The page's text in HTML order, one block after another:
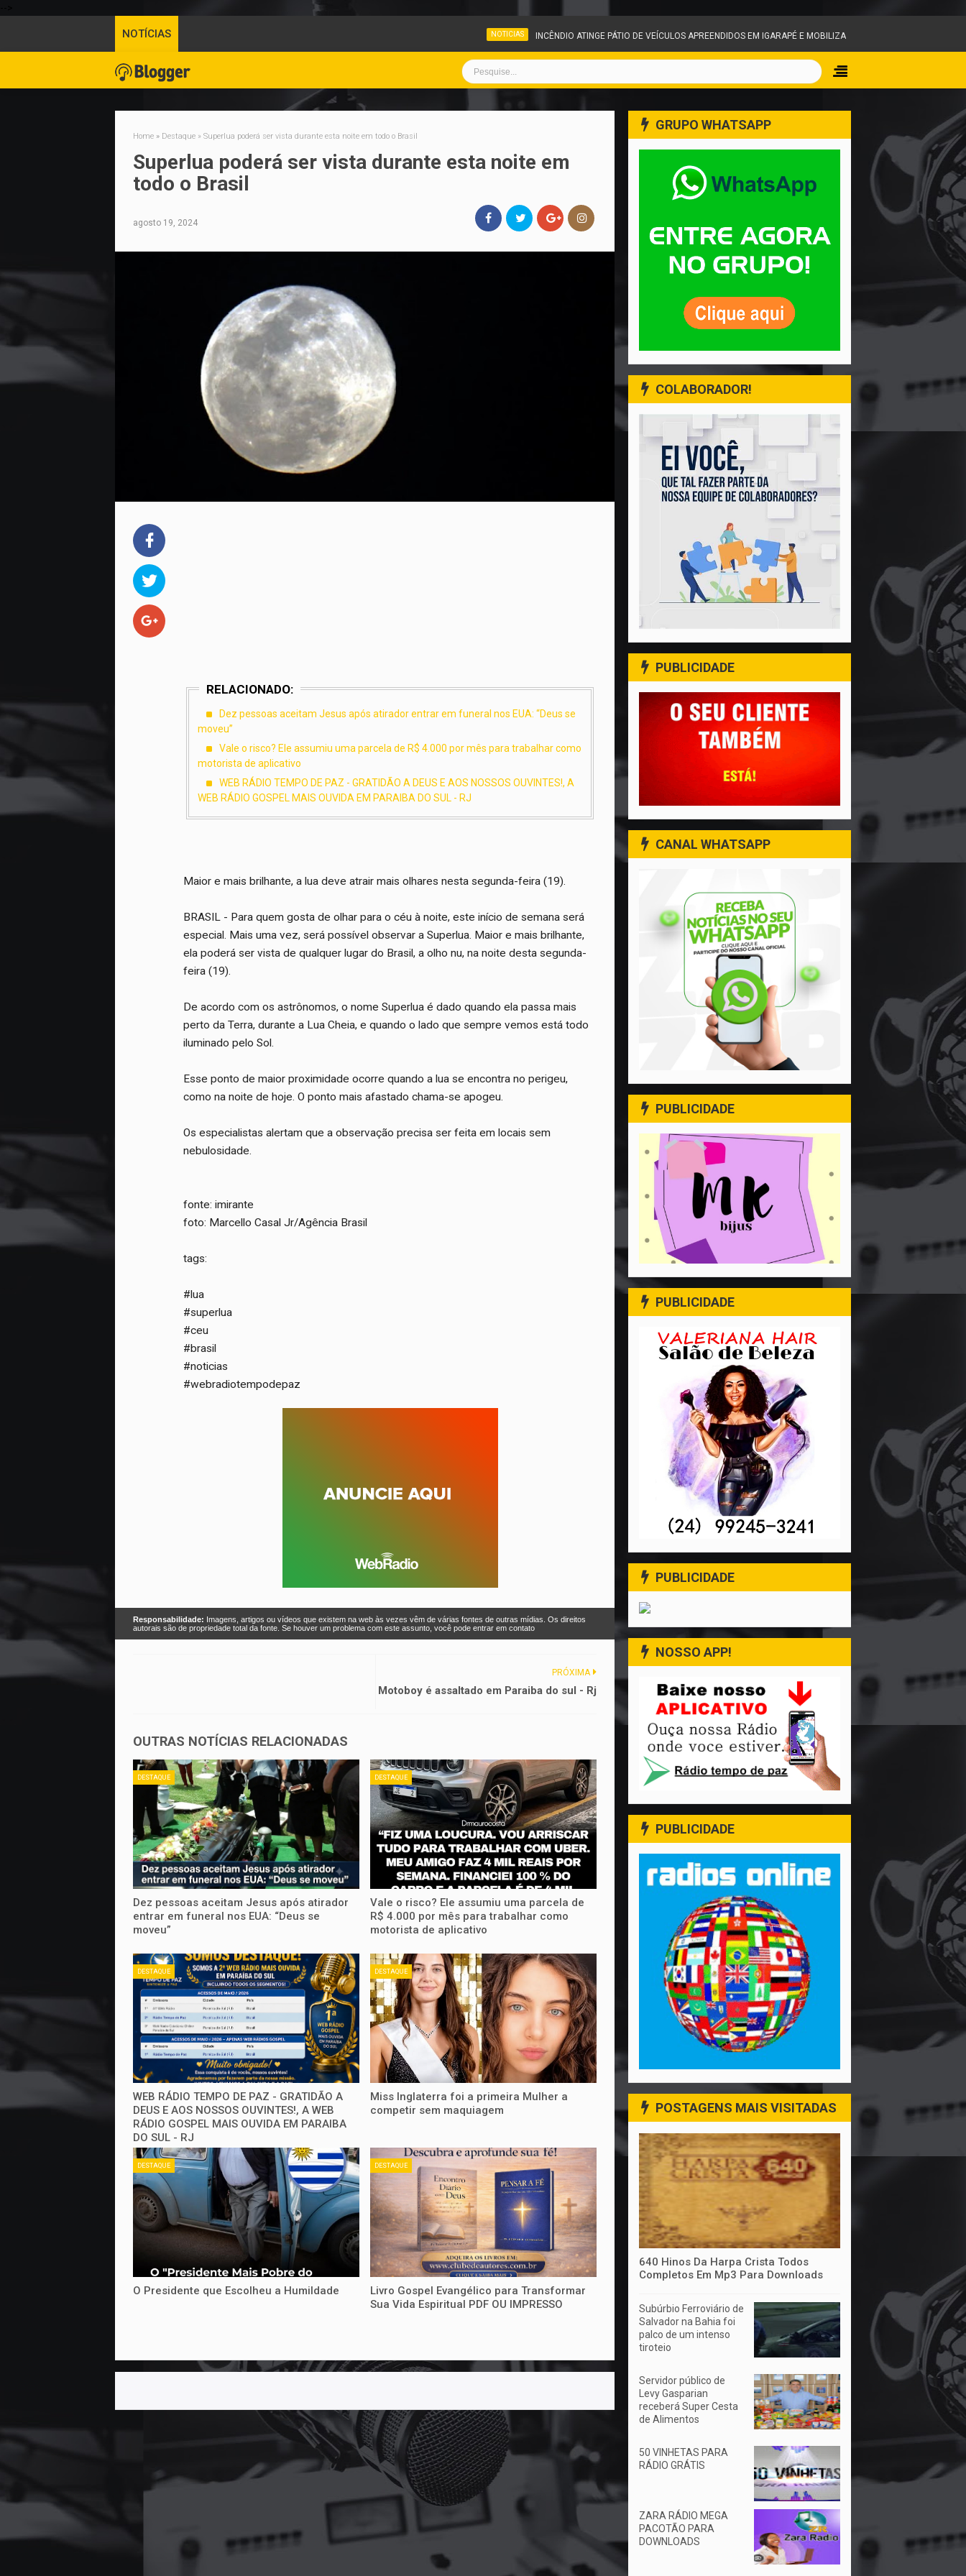
NOTÍCIAS INCÊNDIO ATINGE PÁTIO DE VEÍCULOS APREENDIDOS EM IGARAPÉ E MOBILIZA EQUIPES DO CORPO DE BOMBEIROS
Home » Destaque » Superlua poderá ser vista durante esta noite em todo o Brasil
Superlua poderá ser vista durante esta noite em
todo o Brasil
agosto 19, 2024
RELACIONADO:
Dez pessoas aceitam Jesus após atirador entrar em funeral nos EUA: “Deus se
moveu”
Vale o risco? Ele assumiu uma parcela de R$ 4.000 por mês para trabalhar como
motorista de aplicativo
WEB RÁDIO TEMPO DE PAZ - GRATIDÃO A DEUS E AOS NOSSOS OUVINTES!, A
WEB RÁDIO GOSPEL MAIS OUVIDA EM PARAIBA DO SUL - RJ
Maior e mais brilhante, a lua deve atrair mais olhares nesta segunda-feira (19).
BRASIL - Para quem gosta de olhar para o céu à noite, este início de semana será
especial. Mais uma vez, será possível observar a Superlua. Maior e mais brilhante,
ela poderá ser vista de qualquer lugar do Brasil, a olho nu, na noite desta segunda-
feira (19).
De acordo com os astrônomos, o nome Superlua é dado quando ela passa mais
perto da Terra, durante a Lua Cheia, e quando o lado que sempre vemos está todo
iluminado pelo Sol.
Esse ponto de maior proximidade ocorre quando a lua se encontra no perigeu,
como na noite de hoje. O ponto mais afastado chama-se apogeu.
Os especialistas alertam que a observação precisa ser feita em locais sem
nebulosidade.
fonte: imirante
foto: Marcello Casal Jr/Agência Brasil
tags:
#lua
#superlua
#ceu
#brasil
#noticias
#webradiotempodepaz
Responsabilidade: Imagens, artigos ou vídeos que existem na web às vezes vêm de várias fontes de outras mídias. Os direitos
autorais são de propriedade total da fonte. Se houver um problema com este assunto, você pode entrar em contato
PRÓXIMA
Motoboy é assaltado em Paraiba do sul - Rj
OUTRAS NOTÍCIAS RELACIONADAS
DESTAQUE
Dez pessoas aceitam Jesus após atirador
entrar em funeral nos EUA: “Deus se
moveu”
DESTAQUE
Vale o risco? Ele assumiu uma parcela de
R$ 4.000 por mês para trabalhar como
motorista de aplicativo
DESTAQUE
WEB RÁDIO TEMPO DE PAZ - GRATIDÃO A
DEUS E AOS NOSSOS OUVINTES!, A WEB
RÁDIO GOSPEL MAIS OUVIDA EM PARAIBA
DO SUL - RJ
DESTAQUE
Miss Inglaterra foi a primeira Mulher a
competir sem maquiagem
DESTAQUE
O Presidente que Escolheu a Humildade
DESTAQUE
Livro Gospel Evangélico para Transformar
Sua Vida Espiritual PDF OU IMPRESSO
GRUPO WHATSAPP
COLABORADOR!
PUBLICIDADE
CANAL WHATSAPP
PUBLICIDADE
PUBLICIDADE
PUBLICIDADE
NOSSO APP!
PUBLICIDADE
POSTAGENS MAIS VISITADAS
640 Hinos Da Harpa Crista Todos
Completos Em Mp3 Para Downloads
Subúrbio Ferroviário de
Salvador na Bahia foi
palco de um intenso
tiroteio
Servidor público de
Levy Gasparian
receberá Super Cesta
de Alimentos
50 VINHETAS PARA
RÁDIO GRÁTIS
ZARA RÁDIO MEGA
PACOTÃO PARA
DOWNLOADS